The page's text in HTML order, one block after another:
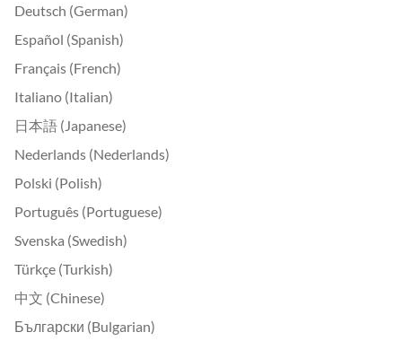
Deutsch (German)
Español (Spanish)
Français (French)
Italiano (Italian)
日本語 (Japanese)
Nederlands (Nederlands)
Polski (Polish)
Português (Portuguese)
Svenska (Swedish)
Türkçe (Turkish)
中文 (Chinese)
Български (Bulgarian)